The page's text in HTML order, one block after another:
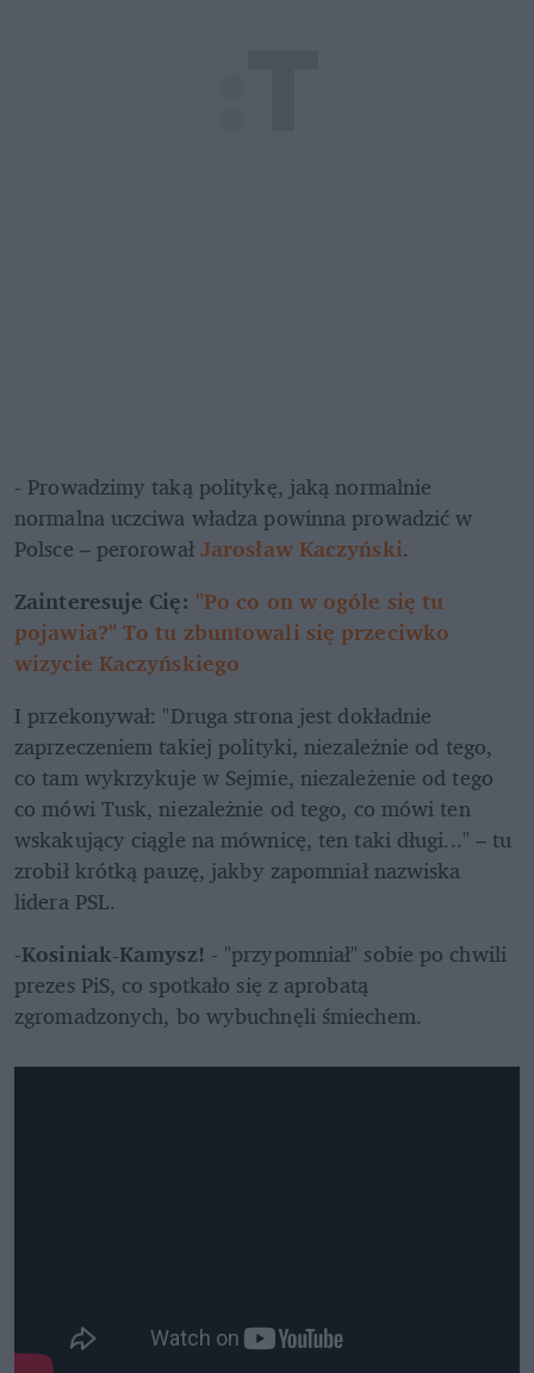
- Prowadzimy taką politykę, jaką normalnie
normalna uczciwa władza powinna prowadzić w
Polsce – perorował Jarosław Kaczyński.
Zainteresuje Cię: "Po co on w ogóle się tu
pojawia?" To tu zbuntowali się przeciwko
wizycie Kaczyńskiego
I przekonywał: "Druga strona jest dokładnie
zaprzeczeniem takiej polityki, niezależnie od tego,
co tam wykrzykuje w Sejmie, niezależenie od tego
co mówi Tusk, niezależnie od tego, co mówi ten
wskakujący ciągle na mównicę, ten taki długi..." – tu
zrobił krótką pauzę, jakby zapomniał nazwiska
lidera PSL.
-Kosiniak-Kamysz! - "przypomniał" sobie po chwili
prezes PiS, co spotkało się z aprobatą
zgromadzonych, bo wybuchnęli śmiechem.